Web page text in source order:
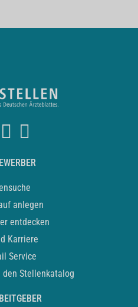
anlegen
entdecken
Karriere
Service
den Stellenkatalog